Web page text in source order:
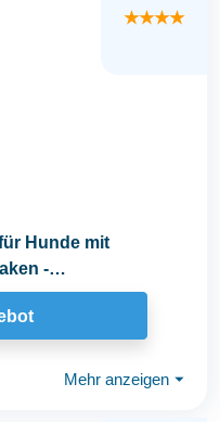
★★★★
Hunde mit
-
Mehr anzeigen ⏷